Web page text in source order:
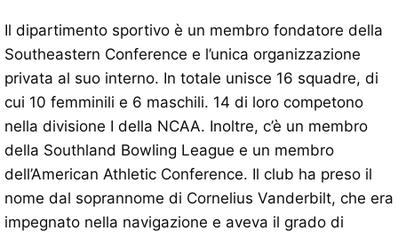
Il dipartimento sportivo è un membro fondatore della
Southeastern Conference e l’unica organizzazione
privata al suo interno. In totale unisce 16 squadre, di
cui 10 femminili e 6 maschili. 14 di loro competono
nella divisione I della NCAA. Inoltre, c’è un membro
della Southland Bowling League e un membro
dell’American Athletic Conference. Il club ha preso il
nome dal soprannome di Cornelius Vanderbilt, che era
impegnato nella navigazione e aveva il grado di